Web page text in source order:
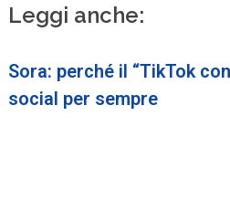
Leggi anche:
Sora: perché il “TikTok
social per sempre